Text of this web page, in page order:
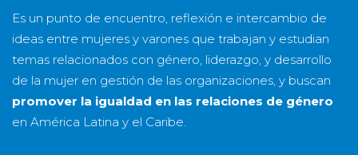
Es un punto de encuentro, reflexión e intercambio de
ideas entre mujeres y varones que trabajan y estudian
temas relacionados con género, liderazgo, y desarrollo
de la mujer en gestión de las organizaciones, y buscan
promover la igualdad en las relaciones de género
en América Latina y el Caribe.